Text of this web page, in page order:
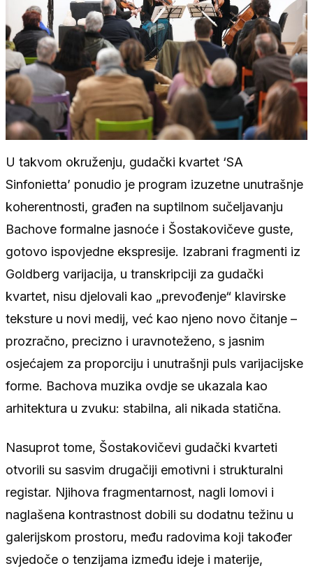
U takvom okruženju, gudački kvartet ‘SA
Sinfonietta’ ponudio je program izuzetne unutrašnje
koherentnosti, građen na suptilnom sučeljavanju
Bachove formalne jasnoće i Šostakovičeve guste,
gotovo ispovjedne ekspresije. Izabrani fragmenti iz
Goldberg varijacija, u transkripciji za gudački
kvartet, nisu djelovali kao „prevođenje“ klavirske
teksture u novi medij, već kao njeno novo čitanje –
prozračno, precizno i uravnoteženo, s jasnim
osjećajem za proporciju i unutrašnji puls varijacijske
forme. Bachova muzika ovdje se ukazala kao
arhitektura u zvuku: stabilna, ali nikada statična.
Nasuprot tome, Šostakovičevi gudački kvarteti
otvorili su sasvim drugačiji emotivni i strukturalni
registar. Njihova fragmentarnost, nagli lomovi i
naglašena kontrastnost dobili su dodatnu težinu u
galerijskom prostoru, među radovima koji također
svjedoče o tenzijama između ideje i materije,